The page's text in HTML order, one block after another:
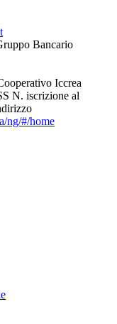
Bancario
Iccrea
N. iscrizione al
ng/#/home